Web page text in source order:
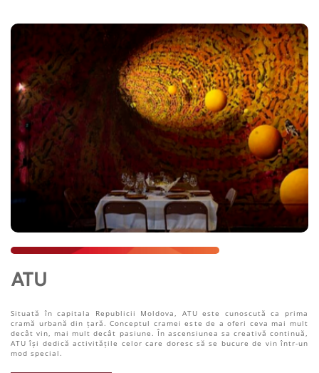
ATU
Situată în capitala Republicii Moldova, ATU este cunoscută ca prima
cramă urbană din țară. Conceptul cramei este de a oferi ceva mai mult
decât vin, mai mult decât pasiune. În ascensiunea sa creativă continuă,
ATU își dedică activitățile celor care doresc să se bucure de vin într-un
mod special.